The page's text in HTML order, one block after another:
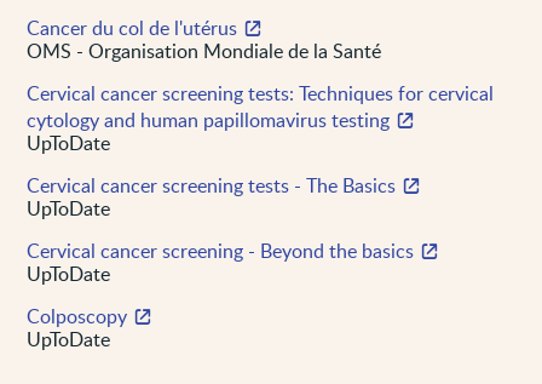
Cancer du col de l'utérus
OMS - Organisation Mondiale de la Santé
Cervical cancer screening tests: Techniques for cervical
cytology and human papillomavirus testing
UpToDate
Cervical cancer screening tests - The Basics
UpToDate
Cervical cancer screening - Beyond the basics
UpToDate
Colposcopy
UpToDate